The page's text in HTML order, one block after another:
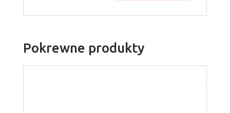
Pokrewne produkty